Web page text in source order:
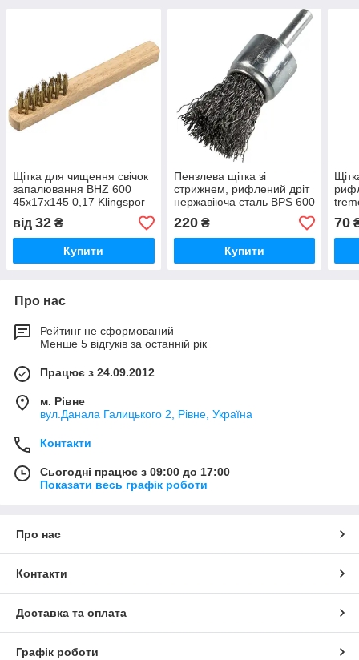
Щітка для чищення свічок
запалювання BHZ 600
45x17x145 0,17 Klingspor
від 32 ₴
Купити
Пензлева щітка зі
стрижнем, рифлений дріт
нержавіюча сталь BPS 600
W 30х6х0,3мм Klingspor
220₴
Купити
70
Про нас
Рейтинг не сформований
Менше 5 відгуків за останній рік
Працює з 24.09.2012
м. Рівне
вул.Данала Галицького 2, Рівне, Україна
Контакти
Сьогодні працює з 09:00 до 17:00
Показати весь графік роботи
Про нас
Контакти
Доставка та оплата
Графік роботи